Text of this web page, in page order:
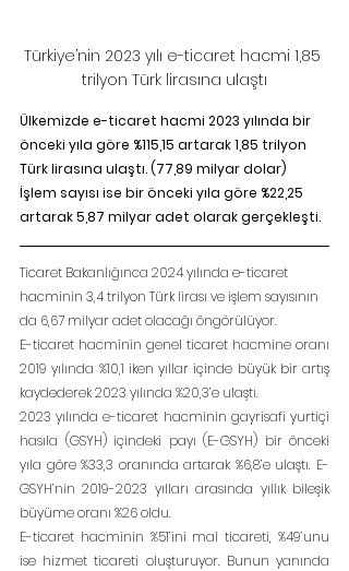
Türkiye’nin 2023 yılı e-ticaret hacmi 1,85
trilyon Türk lirasına ulaştı
Ülkemizde e-ticaret hacmi 2023 yılında bir
önceki yıla göre %115,15 artarak 1,85 trilyon
Türk lirasına ulaştı. (77,89 milyar dolar)
İşlem sayısı ise bir önceki yıla göre %22,25
artarak 5,87 milyar adet olarak gerçekleşti.
Ticaret Bakanlığınca 2024 yılında e-ticaret
hacminin 3,4 trilyon Türk lirası ve işlem sayısının
da 6,67 milyar adet olacağı öngörülüyor.
E-ticaret hacminin genel ticaret hacmine oranı
2019 yılında %10,1 iken yıllar içinde büyük bir artış
kaydederek 2023 yılında %20,3’e ulaştı.
2023 yılında e-ticaret hacminin gayrisafi yurtiçi
hasıla (GSYH) içindeki payı (E-GSYH) bir önceki
yıla göre %33,3 oranında artarak %6,8’e ulaştı. E-
GSYH’nin 2019-2023 yılları arasında yıllık bileşik
büyüme oranı %26 oldu.
E-ticaret hacminin %51’ini mal ticareti, %49’unu
ise hizmet ticareti oluşturuyor. Bunun yanında